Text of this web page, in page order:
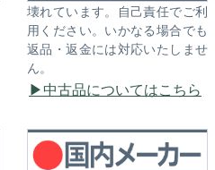
壊れています。自己責任でご利
用ください。いかなる場合でも
返品・返金には対応いたしませ
ん。
中古品についてはこちら